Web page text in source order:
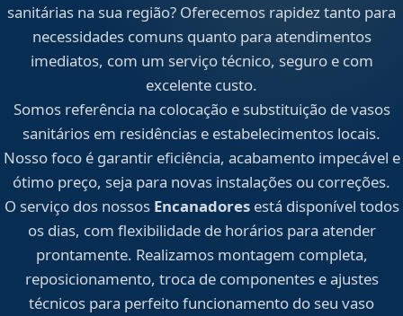
sanitárias na sua região? Oferecemos rapidez tanto para
necessidades comuns quanto para atendimentos
imediatos, com um serviço técnico, seguro e com
excelente custo.
Somos referência na colocação e substituição de vasos
sanitários em residências e estabelecimentos locais.
Nosso foco é garantir eficiência, acabamento impecável e
ótimo preço, seja para novas instalações ou correções.
O serviço dos nossos Encanadoresestá disponível todos
os dias, com flexibilidade de horários para atender
prontamente. Realizamos montagem completa,
reposicionamento, troca de componentes e ajustes
técnicos para perfeito funcionamento do seu vaso